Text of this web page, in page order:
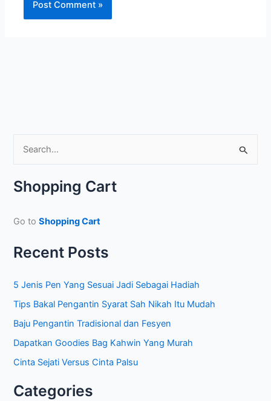
r
f
r
:
Shopping Cart
Go toShopping Cart
Recent Posts
5 Jenis Pen Yang Sesuai Jadi Sebagai Hadiah
Tips Bakal Pengantin Syarat Sah Nikah Itu Mudah
Baju Pengantin Tradisional dan Fesyen
Dapatkan Goodies Bag Kahwin Yang Murah
Cinta Sejati Versus Cinta Palsu
Categories